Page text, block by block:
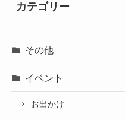
カテゴリー
その他
イベント
お出かけ